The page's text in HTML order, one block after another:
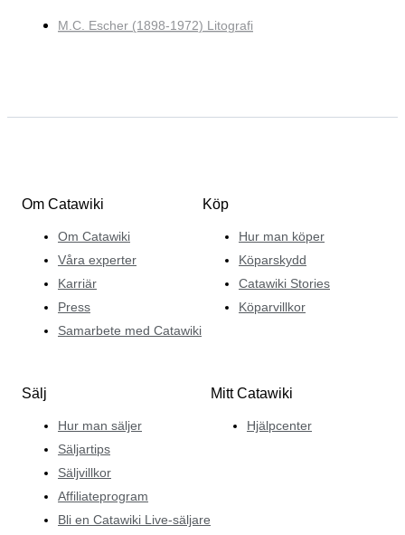
M.C. Escher (1898-1972) Litografi
Om Catawiki
Om Catawiki
Våra experter
Karriär
Press
Samarbete med Catawiki
Köp
Hur man köper
Köparskydd
Catawiki Stories
Köparvillkor
Sälj
Hur man säljer
Säljartips
Säljvillkor
Affiliateprogram
Bli en Catawiki Live-säljare
Mitt Catawiki
Hjälpcenter